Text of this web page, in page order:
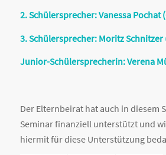
2. Schülersprecher: Vanessa Pochat
3. Schülersprecher: Moritz Schnitzer
Junior-Schülersprecherin: Verena
Der Elternbeirat hat auch in diesem
Seminar finanziell unterstützt und
hiermit für diese Unterstützung